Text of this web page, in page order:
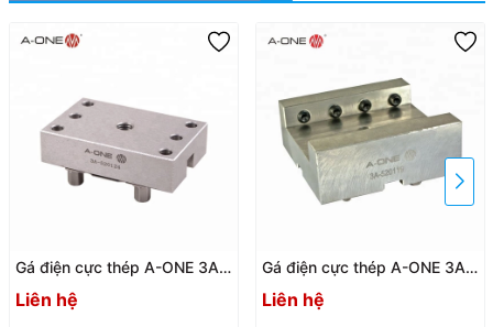
Gá điện cực thép A-ONE 3A-
520124 | Steel holder
Liên hệ
Gá điện cực thép A-ONE 3A-
520119 U50 (Bộ 12 cái) |
Steel holder
Liên hệ